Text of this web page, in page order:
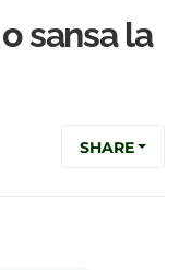
sansa la
SHARE